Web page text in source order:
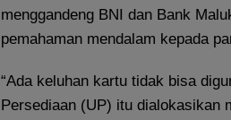
menggandeng BNI dan Bank
pemahaman mendalam kepada
​“Ada keluhan kartu tidak bisa
Persediaan (UP) itu dialokasikan